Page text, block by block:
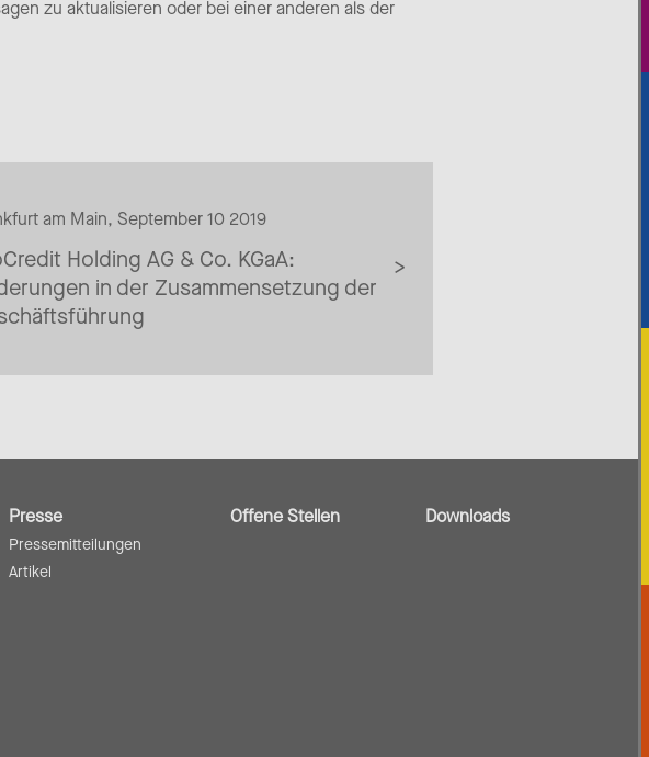
zu aktualisieren oder bei einer anderen als der
am Main, September 10 2019
Holding AG & Co. KGaA:
in der Zusammensetzung der
Presse
Pressemitteilungen
Artikel
Offene Stellen Downloads